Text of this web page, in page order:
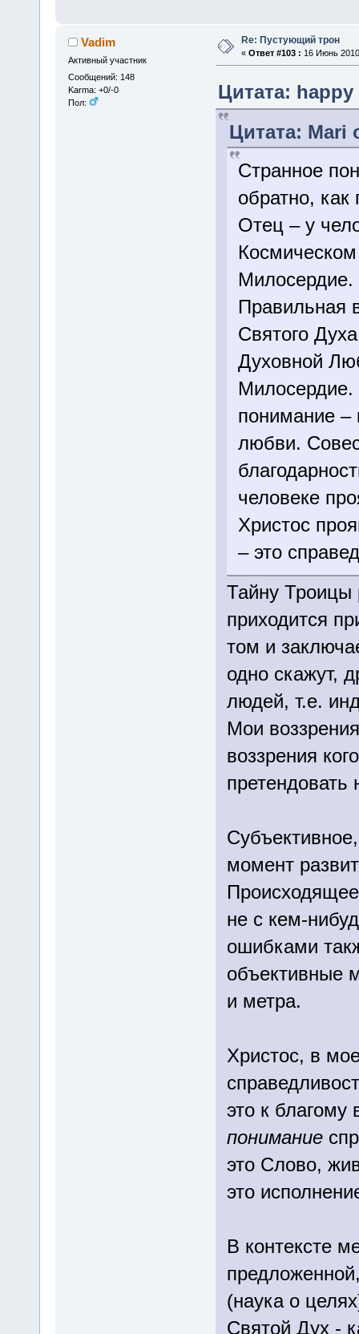
Vadim
Активный участник
Сообщений: 148
Karma: +0/-0
Пол:
Re: Пустующий трон
« Ответ #103 : 16 Июнь
Цитата:
Цитата: Mari
Странное
обратно,
Отец – у
Милосердие.
Правильная
Святого
Духовной
Милосердие.
понимание –
любви.
человеке
Христос
– это
Тайну Троицы
приходится
том и
одно скажут,
людей, т.е.
Мои
воззрения
претендовать
момент
не с кем-
ошибками
объективные
и метра.
Христос, в
это к
понимание
это Слово,
это
В контексте
(наука о
Святой Дух -